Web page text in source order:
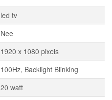
led tv
Nee
1920 x 1080 pixels
100Hz, Backlight Blinking
20 watt